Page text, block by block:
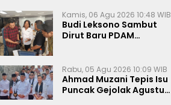
Kamis, 06 Agu 2026 10:48 WIB
Budi Leksono Sambut
Dirut Baru PDAM
Makin Prima
Rabu, 05 Agu 2026 10:09 WIB
Ahmad Muzani Tepis Isu
Puncak Gejolak Agustus